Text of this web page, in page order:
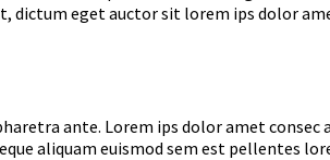
dictum eget auctor sit lorem ips dolor
ante. Lorem ips dolor amet
aliquam euismod sem est pellentes